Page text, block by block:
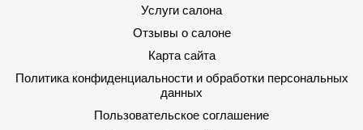
Услуги салона
Отзывы о салоне
Карта сайта
Политика конфиденциальности и обработки персональных
данных
Пользовательское соглашение